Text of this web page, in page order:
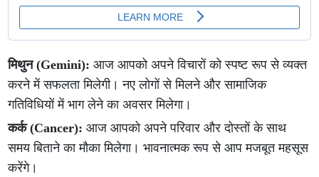
मिथुन (Gemini):आज आपको अपने विचारों को स्पष्ट रूप से व्यक्त
करने में सफलता मिलेगी। नए लोगों से मिलने और सामाजिक
गतिविधियों में भाग लेने का अवसर मिलेगा।
कर्क (Cancer):आज आपको अपने परिवार और दोस्तों के साथ
समय बिताने का मौका मिलेगा। भावनात्मक रूप से आप मजबूत महसूस
करेंगे।